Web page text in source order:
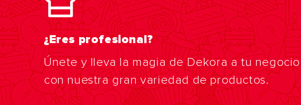
¿Eres profesional?
Únete y lleva la magia de Dekora a tu negocio
con nuestra gran variedad de productos.